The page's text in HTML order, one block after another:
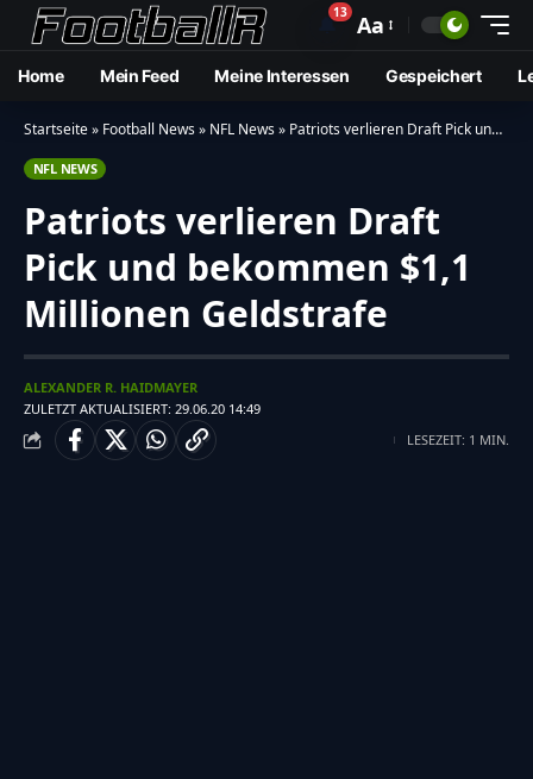
🔔13 Aa
Home Mein Feed Meine Interessen Gespeichert
Startseite» Football News» NFL News» Patriots verlieren Draft Pick und bekommen $1,1 Millionen Geldstrafe
NFL NEWS
Patriots verlieren Draft
Pick und bekommen $1,1
Millionen Geldstrafe
ZULETZT AKTUALISIERT: 29.06.20 14:49
ALEXANDER R. HAIDMAYER
LESEZEIT: 1 MIN.